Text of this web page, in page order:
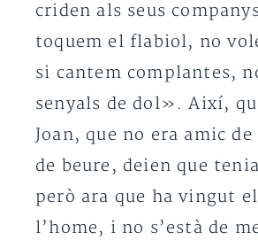
criden als seus
toquem el flabiol, no
si cantem complantes,
senyals de dol». Així,
Joan, que no era amic
de beure, deien que
però ara que ha vingut
l’home, i no s’està de